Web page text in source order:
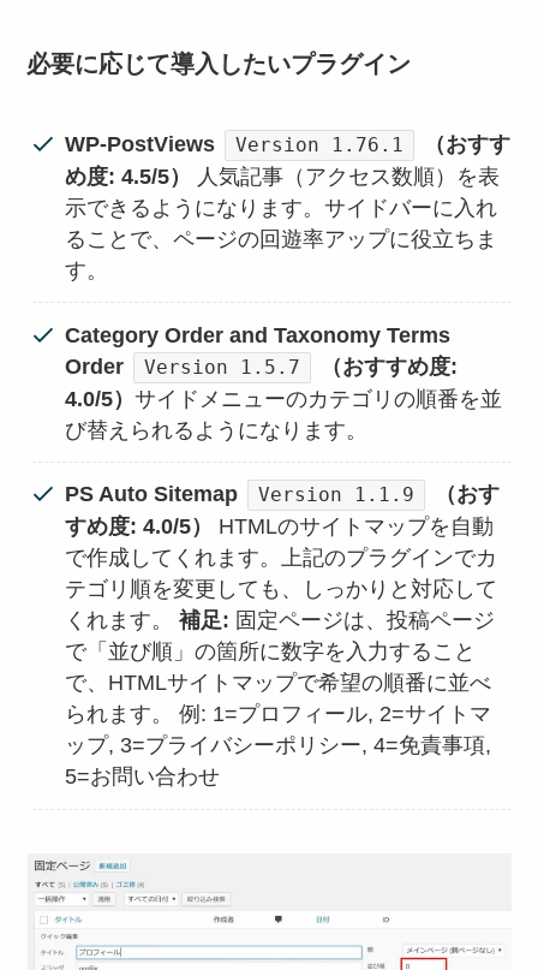
必要に応じて導入したいプラグイン
WP-PostViews Version 1.76.1
（おすす
め度: 4.5/5）
人気記事（アクセス数順）を表
示できるようになります。サイドバーに入れ
ることで、ページの回遊率アップに役立ちま
す。
Category Order and Taxonomy Terms
Order
Version 1.5.7
（おすすめ度:
4.0/5） サイドメニューのカテゴリの順番を並
び替えられるようになります。
PS Auto Sitemap Version 1.1.9
（おす
すめ度: 4.0/5）
HTMLのサイトマップを自動
で作成してくれます。上記のプラグインでカ
テゴリ順を変更しても、しっかりと対応して
くれます。 補足: 固定ページは、投稿ページ
で「並び順」の箇所に数字を入力すること
で、HTMLサイトマップで希望の順番に並べ
られます。 例: 1=プロフィール, 2=サイトマ
ップ, 3=プライバシーポリシー, 4=免責事項,
5=お問い合わせ